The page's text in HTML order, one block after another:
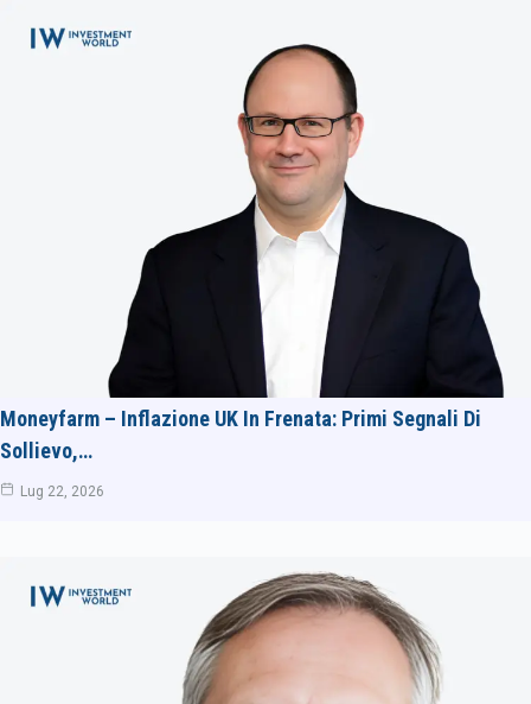
Moneyfarm – Inflazione UK In Frenata: Primi Segnali Di
Sollievo,…
Lug 22, 2026